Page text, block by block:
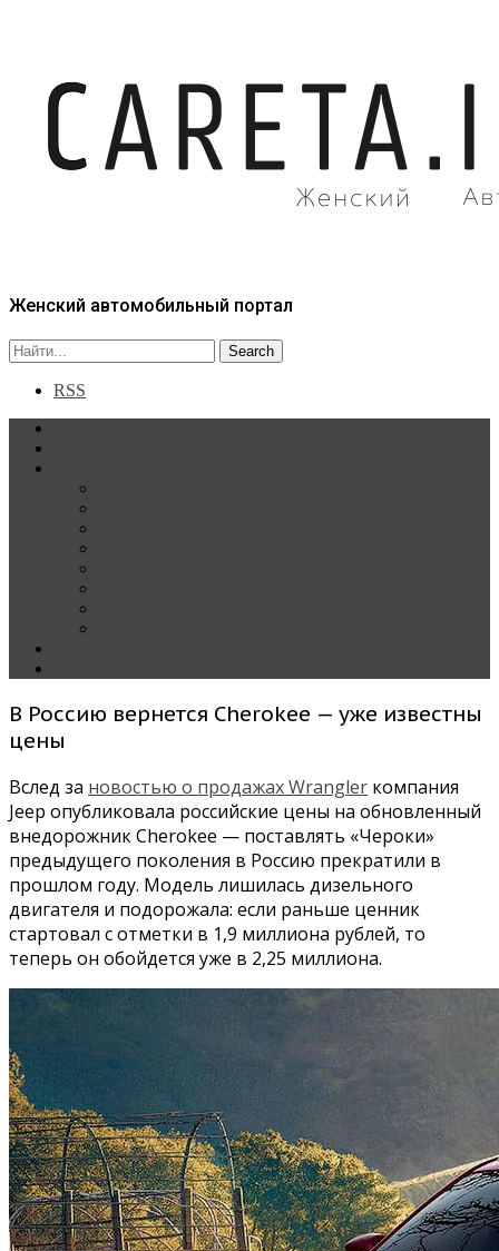
Женский автомобильный портал
RSS
В Россию вернется Cherokee — уже известны
цены
Вслед за новостью о продажах Wrangler компания
Jeep опубликовала российские цены на обновленный
внедорожник Cherokee — поставлять «Чероки»
предыдущего поколения в Россию прекратили в
прошлом году. Модель лишилась дизельного
двигателя и подорожала: если раньше ценник
стартовал с отметки в 1,9 миллиона рублей, то
теперь он обойдется уже в 2,25 миллиона.